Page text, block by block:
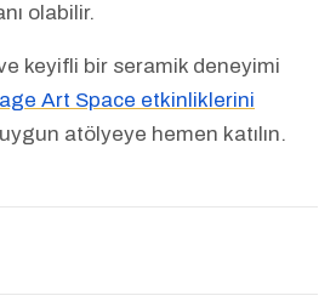
olabilir.
keyifli bir seramik deneyimi
Art Space etkinliklerini
atölyeye hemen katılın.